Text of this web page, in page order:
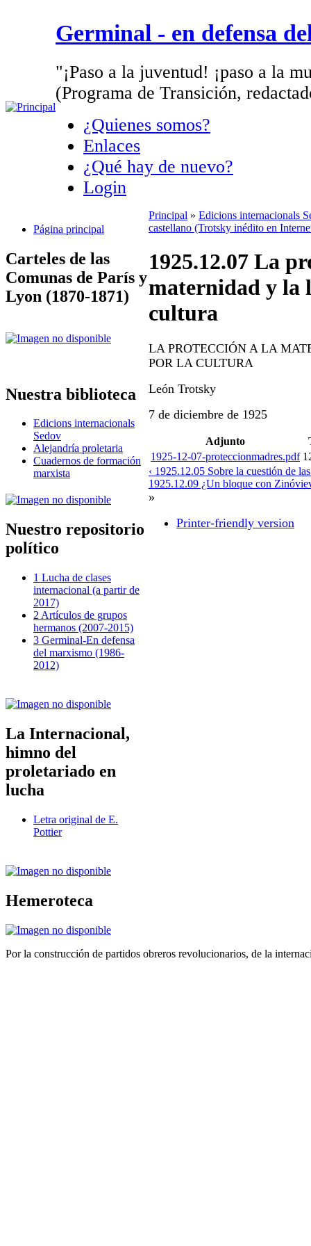
Germinal - en defensa
"¡Paso a la juventud! ¡paso a la
(Programa de Transición,
¿Quienes somos?
Enlaces
¿Qué hay de nuevo?
Login
Página principal
Carteles de las
Comunas de París y
Lyon (1870-1871)
Nuestra biblioteca
Edicions internacionals
Sedov
Alejandría proletaria
Cuadernos de formación
marxista
Nuestro repositorio
político
1 Lucha de clases
internacional (a partir de
2017)
2 Artículos de grupos
hermanos (2007-2015)
3 Germinal-En defensa
del marxismo (1986-
2012)
La Internacional,
himno del
proletariado en
lucha
Letra original de E.
Pottier
Hemeroteca
Principal » Edicions internacionals
castellano (Trotsky inédito en
1925.12.07 La
maternidad y la
cultura
LA PROTECCIÓN A LA
POR LA CULTURA
León Trotsky
7 de diciembre de 1925
Adjunto
1925-12-07-proteccionmadres.pdf
‹ 1925.12.05 Sobre la cuestión de
1925.12.09 ¿Un bloque con
»
Printer-friendly version
Por la construcción de partidos obreros revolucionarios, de la